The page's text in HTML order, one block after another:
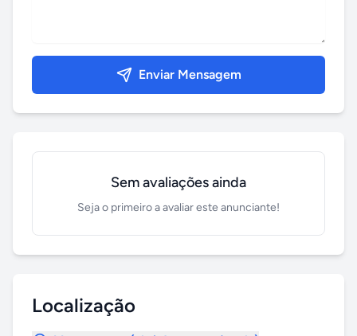
Enviar Mensagem
Sem avaliações ainda
Seja o primeiro a avaliar este anunciante!
Localização